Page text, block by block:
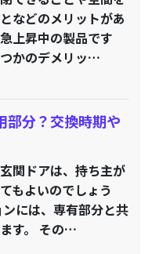
などのメリットがあ
上昇中の製品です
かのデメリッ…
部分？交換時期や
関ドアは、持ち主が
もよいのでしょう
には、専有部分と共
す。 その…